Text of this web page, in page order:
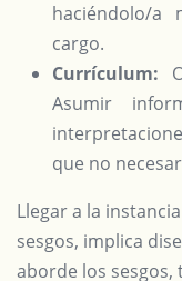
haciéndolo/
cargo.
Currículum:
Asumir
que no
Llegar a la
sesgos, implica
aborde los sesgos,